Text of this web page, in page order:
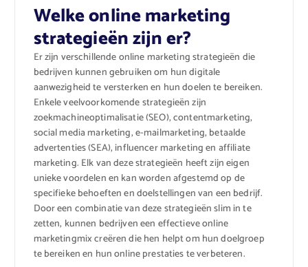
Welke online marketing
strategieën zijn er?
Er zijn verschillende online marketing strategieën die
bedrijven kunnen gebruiken om hun digitale
aanwezigheid te versterken en hun doelen te bereiken.
Enkele veelvoorkomende strategieën zijn
zoekmachineoptimalisatie (SEO), contentmarketing,
social media marketing, e-mailmarketing, betaalde
advertenties (SEA), influencer marketing en affiliate
marketing. Elk van deze strategieën heeft zijn eigen
unieke voordelen en kan worden afgestemd op de
specifieke behoeften en doelstellingen van een bedrijf.
Door een combinatie van deze strategieën slim in te
zetten, kunnen bedrijven een effectieve online
marketingmix creëren die hen helpt om hun doelgroep
te bereiken en hun online prestaties te verbeteren.